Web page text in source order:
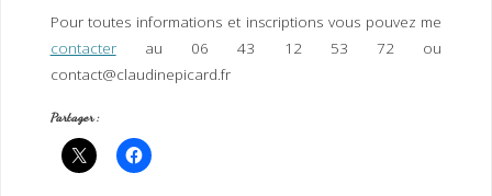
Pour toutes informations et inscriptions vous pouvez me
contacterau 06 43 12 53 72 ou
contact@claudinepicard.fr
Partager :